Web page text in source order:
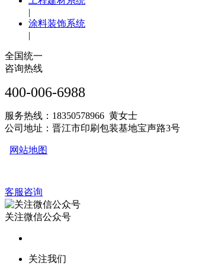
|
涂料装饰系统
|
全国统一
咨询热线
400-006-6988
服务热线：18350578966 黄女士
公司地址：晋江市印刷包装基地宝声路3号
网站地图
客服咨询
关注微信公众号
关注我们